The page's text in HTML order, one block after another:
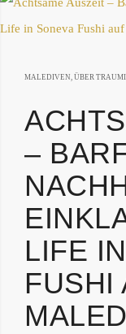
MALEDIVEN, ÜBER
–
IFE IN
USHI